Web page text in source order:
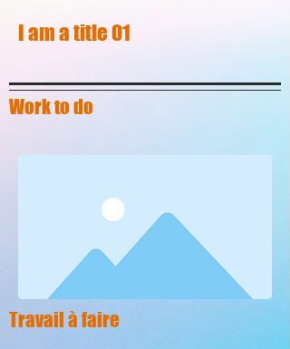
I am a title 01
Work to do
Travail à faire